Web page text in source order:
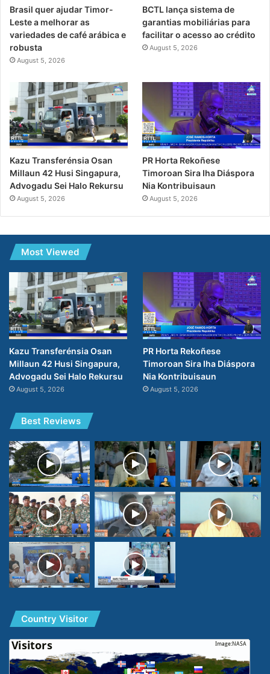
Brasil quer ajudar Timor-
Leste a melhorar as
variedades de café arábica e
robusta
August 5, 2026
BCTL lança sistema de
garantias mobiliárias para
facilitar o acesso ao crédito
August 5, 2026
Kazu Transferénsia Osan
Millaun 42 Husi Singapura,
Advogadu Sei Halo Rekursu
August 5, 2026
PR Horta Rekoñese
Timoroan Sira Iha Diáspora
Nia Kontribuisaun
August 5, 2026
Most Viewed
Kazu Transferénsia Osan
Millaun 42 Husi Singapura,
Advogadu Sei Halo Rekursu
August 5, 2026
PR Horta Rekoñese
Timoroan Sira Iha Diáspora
Nia Kontribuisaun
August 5, 2026
Best Reviews
Country Visitor